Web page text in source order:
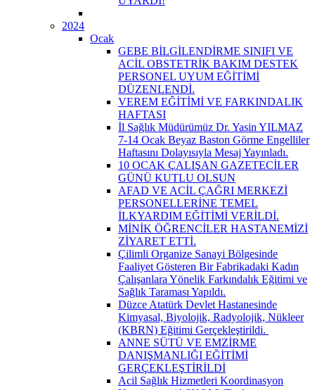
2024
Ocak
GEBE BİLGİLENDİRME SINIFI VE
ACİL OBSTETRİK BAKIM DESTEK
PERSONEL UYUM EĞİTİMİ
DÜZENLENDİ.
VEREM EĞİTİMİ VE FARKINDALIK
HAFTASI
İl Sağlık Müdürümüz Dr. Yasin YILMAZ
7-14 Ocak Beyaz Baston Görme Engelliler
Haftasını Dolayısıyla Mesaj Yayınladı.
10 OCAK ÇALIŞAN GAZETECİLER
GÜNÜ KUTLU OLSUN
AFAD VE ACİL ÇAĞRI MERKEZİ
PERSONELLERİNE TEMEL
İLKYARDIM EĞİTİMİ VERİLDİ.
MİNİK ÖĞRENCİLER HASTANEMİZİ
ZİYARET ETTİ.
Çilimli Organize Sanayi Bölgesinde
Faaliyet Gösteren Bir Fabrikadaki Kadın
Çalışanlara Yönelik Farkındalık Eğitimi ve
Sağlık Taraması Yapıldı.
Düzce Atatürk Devlet Hastanesinde
Kimyasal, Biyolojik, Radyolojik, Nükleer
(KBRN) Eğitimi Gerçekleştirildi. ​
ANNE SÜTÜ VE EMZİRME
DANIŞMANLIĞI EĞİTİMİ
GERÇEKLEŞTİRİLDİ
Acil Sağlık Hizmetleri Koordinasyon